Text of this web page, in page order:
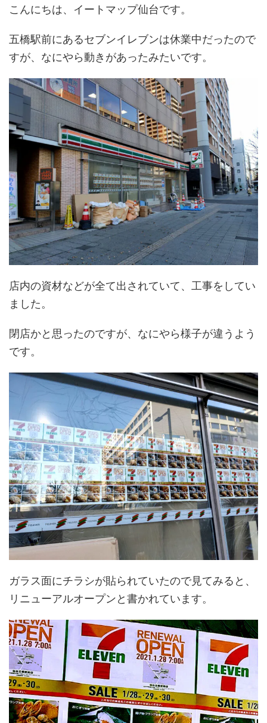
こんにちは、イートマップ仙台です。
五橋駅前にあるセブンイレブンは休業中だったので
すが、なにやら動きがあったみたいです。
店内の資材などが全て出されていて、工事をしてい
ました。
閉店かと思ったのですが、なにやら様子が違うよう
です。
ガラス面にチラシが貼られていたので見てみると、
リニューアルオープンと書かれています。